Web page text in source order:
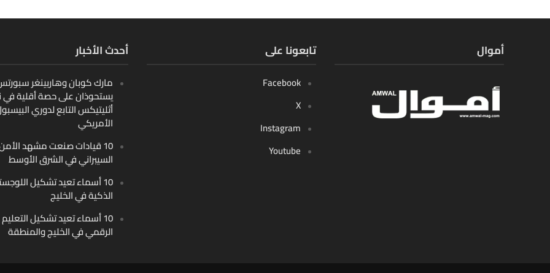
أحدث الأخبار
مارك كوبان وهاربينغر سبورتس
يستحوذان على حصة أقلية في
أثليتيكس التابع لدوري
الأمريكي
10 قيادات صنعت مشهد
السيبراني في الشرق الأوسط
10 أسماء تعيد تشكيل
الذكية في الخليج
10 أسماء تعيد تشكيل التعليم
الرقمي في الخليج والمنطقة
تابعونا على
Facebook
X
Instagram
Youtube
أموال